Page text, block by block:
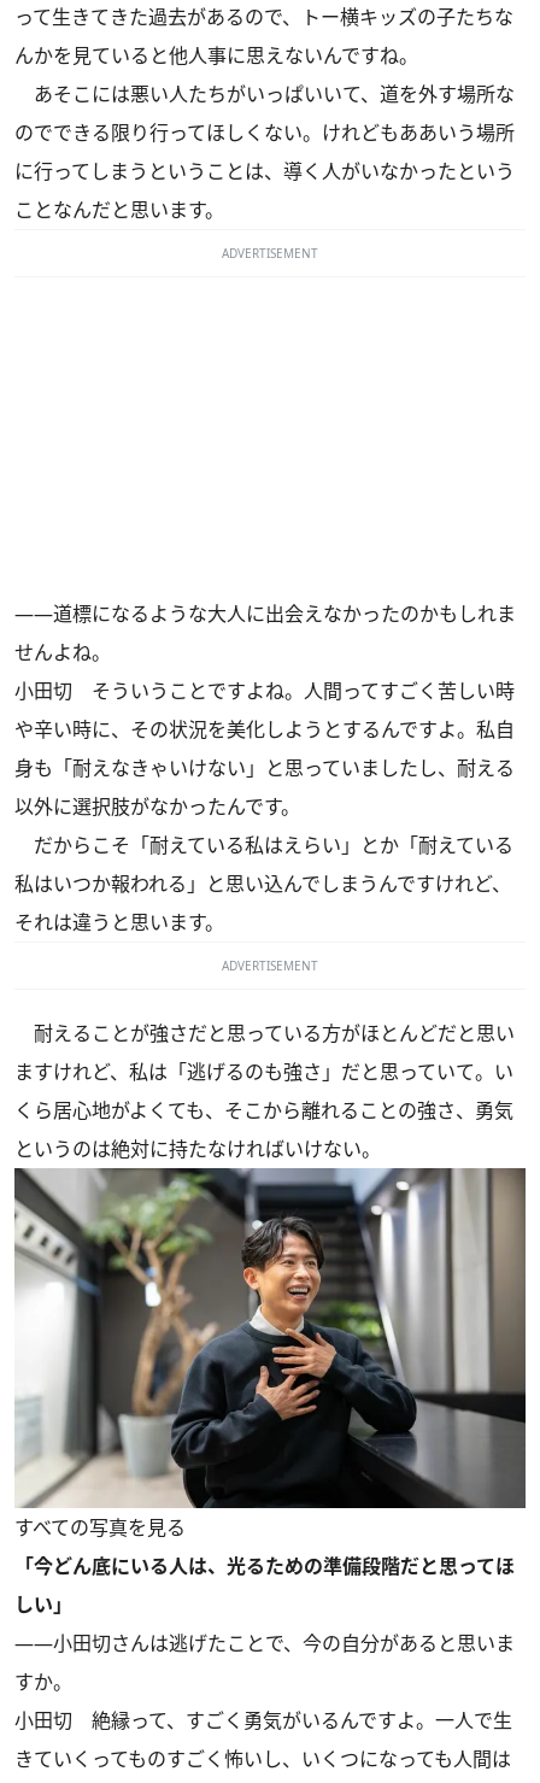
って生きてきた過去があるので、トー横キッズの子たちな
んかを見ていると他人事に思えないんですね。
あそこには悪い人たちがいっぱいいて、道を外す場所な
のでできる限り行ってほしくない。けれどもああいう場所
に行ってしまうということは、導く人がいなかったという
ことなんだと思います。
ADVERTISEMENT
――道標になるような大人に出会えなかったのかもしれま
せんよね。
小田切 そういうことですよね。人間ってすごく苦しい時
や辛い時に、その状況を美化しようとするんですよ。私自
身も「耐えなきゃいけない」と思っていましたし、耐える
以外に選択肢がなかったんです。
だからこそ「耐えている私はえらい」とか「耐えている
私はいつか報われる」と思い込んでしまうんですけれど、
それは違うと思います。
ADVERTISEMENT
耐えることが強さだと思っている方がほとんどだと思い
ますけれど、私は「逃げるのも強さ」だと思っていて。い
くら居心地がよくても、そこから離れることの強さ、勇気
というのは絶対に持たなければいけない。
すべての写真を見る
「今どん底にいる人は、光るための準備段階だと思ってほ
しい」
――小田切さんは逃げたことで、今の自分があると思いま
すか。
小田切 絶縁って、すごく勇気がいるんですよ。一人で生
きていくってものすごく怖いし、いくつになっても人間は